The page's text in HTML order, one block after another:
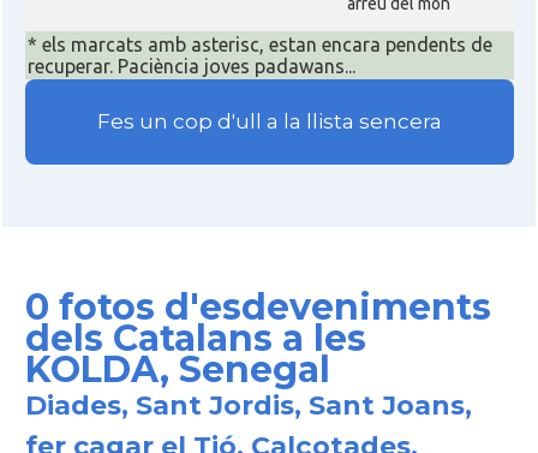
* els marcats amb asterisc, estan encara pendents de
recuperar. Paciència joves padawans...
Fes un cop d'ull a la llista sencera
0 fotos d'esdeveniments
dels Catalans a les
KOLDA, Senegal
Diades, Sant Jordis, Sant Joans,
fer cagar el Tió, Calçotades,